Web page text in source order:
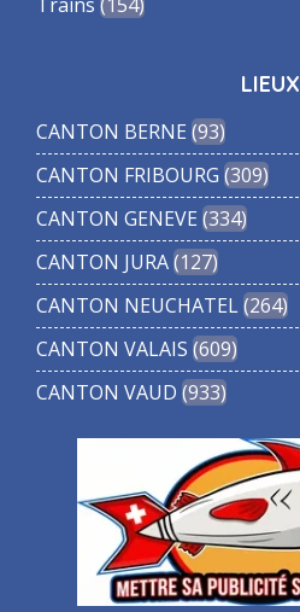
LIEUX
CANTON BERNE 93
CANTON FRIBOURG 309
CANTON GENEVE 334
CANTON JURA 127
CANTON NEUCHATEL 264
CANTON VALAIS 609
CANTON VAUD 933